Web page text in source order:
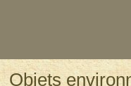
Objets